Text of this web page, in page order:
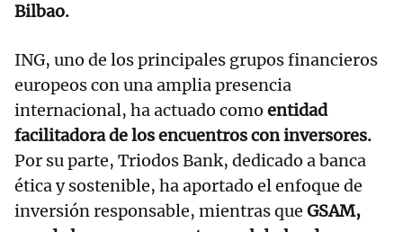
Bilbao.
ING, uno de los principales grupos financieros
europeos con una amplia presencia
internacional, ha actuado como entidad
facilitadora de los encuentros con inversores.
Por su parte, Triodos Bank, dedicado a banca
ética y sostenible, ha aportado el enfoque de
inversión responsable, mientras que GSAM,